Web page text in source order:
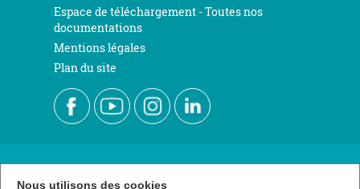
Espace de téléchargement - Toutes nos
documentations
Mentions légales
Plan du site
Nous contacter
Nous utilisons des cookies